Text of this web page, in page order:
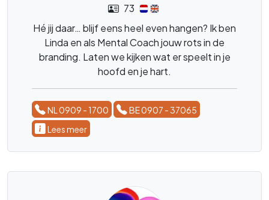
73
Hé jij daar… blijf eens heel even hangen? Ik ben
Linda en als Mental Coach jouw rots in de
branding. Laten we kijken wat er speelt in je
hoofd en je hart.
NL 0909 - 1700
BE 0907 - 37065
Lees meer